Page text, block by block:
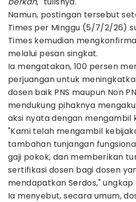
Namun, postingan tersebut
Times per Minggu (5/7/2/26)
Times kemudian
melalui pesan singkat.
Ia mengatakan, 100 persen
perjuangan untuk
dosen baik PNS maupun Non
mendukung pihaknya
aksi nyata dengan mengambil
"Kami telah mengambil
tambahan tunjangan
gaji pokok, dan memberikan
sertifikasi dosen bagi dosen
mendapatkan Serdos," ungkap
Ia menyebut, secara umum,